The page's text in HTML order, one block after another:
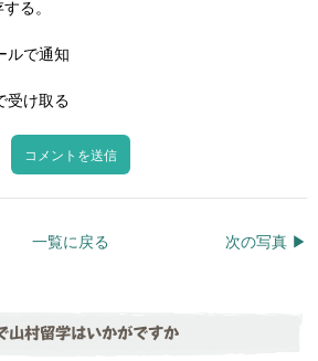
る。
ルで通知
受け取る
次の写真 ▶︎
一覧に戻る
山村留学はいかがですか